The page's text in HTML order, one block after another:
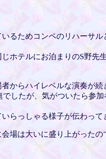
ためコンペのリハーサ
ホテルにお泊まりのS野
からハイレベルな演奏が
したが、気がついたら参
らっしゃる様子が伝わって
は大いに盛り上がった